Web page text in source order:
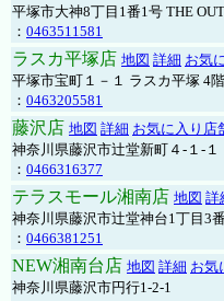
平塚市大神8丁目1番1号 THE
： 0463511581
ラスカ平塚店 地図 詳細 お気
平塚市宝町１－１ ラスカ平塚 4階
： 0463205581
藤沢店 地図 詳細 お気に入り店
神奈川県藤沢市辻堂新町４-１-１
： 0466316377
テラスモール湘南店 地図 詳
神奈川県藤沢市辻堂神台1丁目3
： 0466381251
NEW湘南台店 地図 詳細 お気
神奈川県藤沢市円行1-2-1